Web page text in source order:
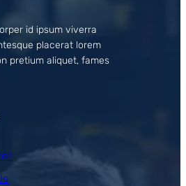
id ipsum viverra
placerat lorem
pretium aliquet, fames